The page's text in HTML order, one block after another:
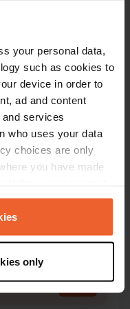
your personal data,
such as cookies to
device in order to
ad and content
services
who uses your data
choices are only
you have made
or by clicking on
location
several meters
scanning it for
only
PRO+